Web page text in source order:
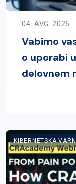
04. AVG. 2026
Vabimo
o uporabi
delovnem
KIBERNETSKA